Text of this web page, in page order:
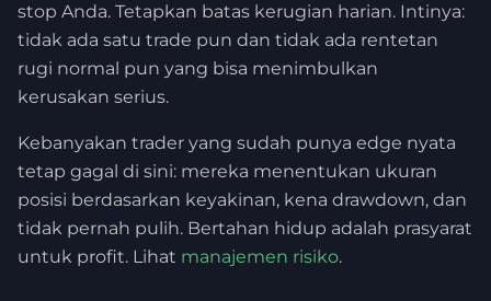
stop Anda. Tetapkan batas kerugian harian. Intinya:
tidak ada satu trade pun dan tidak ada rentetan
rugi normal pun yang bisa menimbulkan
kerusakan serius.
Kebanyakan trader yang sudah punya edge nyata
tetap gagal di sini: mereka menentukan ukuran
posisi berdasarkan keyakinan, kena drawdown, dan
tidak pernah pulih. Bertahan hidup adalah prasyarat
untuk profit. Lihat manajemen risiko.